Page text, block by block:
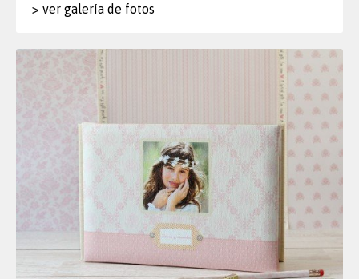
> ver galería de fotos